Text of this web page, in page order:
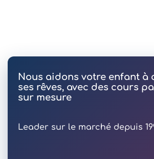
Nous aidons votre enfant à
ses rêves, avec des cours
sur mesure
Leader sur le marché depuis